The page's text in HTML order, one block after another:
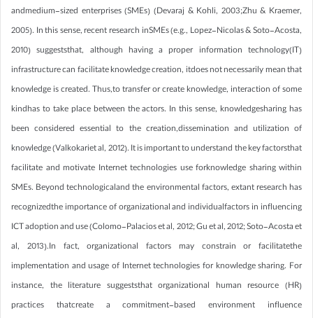
andmedium-sized enterprises (SMEs) (Devaraj & Kohli, 2003;Zhu & Kraemer,
2005). In this sense, recent research inSMEs (e.g., Lopez-Nicolas & Soto-Acosta,
2010) suggeststhat, although having a proper information technology(IT)
infrastructure can facilitate knowledge creation, itdoes not necessarily mean that
knowledge is created. Thus,to transfer or create knowledge, interaction of some
kindhas to take place between the actors. In this sense, knowledgesharing has
been considered essential to the creation,dissemination and utilization of
knowledge (Valkokariet al, 2012). It is important to understand the key factorsthat
facilitate and motivate Internet technologies use forknowledge sharing within
SMEs. Beyond technologicaland the environmental factors, extant research has
recognizedthe importance of organizational and individualfactors in influencing
ICT adoption and use (Colomo-Palacios et al, 2012; Gu et al, 2012; Soto-Acosta et
al, 2013).In fact, organizational factors may constrain or facilitatethe
implementation and usage of Internet technologies for knowledge sharing. For
instance, the literature suggeststhat organizational human resource (HR)
practices thatcreate a commitment-based environment influence